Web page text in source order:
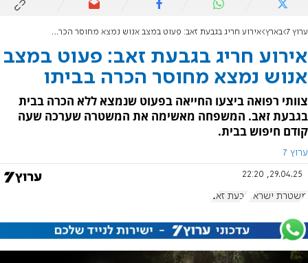
ערוץ 7 בארץ אירוע חריג בגבעת זאב: פעוט במצב אנוש נמצא מחוסר הכרה בביתו
אירוע חריג בגבעת זאב: פעוט במצב
אנוש נמצא מחוסר הכרה בביתו
צוותי רפואה ביצעו החייאה בפעוט שנמצא ללא הכרה בבית
בגבעת זאב. המשפחה מאשימה את המשטרה שערכה שעה
קודם חיפוש בבית.
ערוץ 7
29.04.25, 22:20
משטרת ישראל גבעת זאב